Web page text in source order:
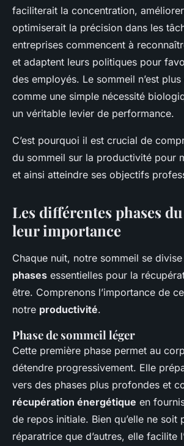
faciliterait la concentration,
optimiserait la précision dans les
entreprises commencent à
et adaptent leurs politiques pour
des employés. Le sommeil n’est
comme une simple nécessité
un véritable levier de performance.
C’est pourquoi il est crucial de
du sommeil sur la productivité pour
et ainsi atteindre ses objectifs
Les différentes phases
leur importance
Chaque nuit, notre sommeil se
phases essentielles pour la
être. Comprenons l’importance de
notre productivité.
Phase de sommeil léger
Cette première phase permet au
détendre progressivement. Elle
vers des phases plus profondes et
récupération énergétique en
de repos initiale. Bien qu’elle ne soit
réparatrice que d’autres, elle facilite